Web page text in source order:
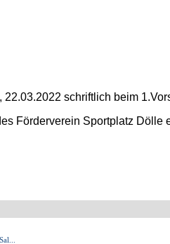
schriftlich beim
Förderverein Sportplatz Dölle